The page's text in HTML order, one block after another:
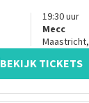
19:30uur
Mecc
Maastricht,
BEKIJK TICKETS